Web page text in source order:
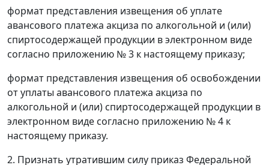
формат представления извещения об уплате
авансового платежа акциза по алкогольной и (или)
спиртосодержащей продукции в электронном виде
согласно приложению № 3 к настоящему приказу;
формат представления извещения об освобождении
от уплаты авансового платежа акциза по
алкогольной и (или) спиртосодержащей продукции в
электронном виде согласно приложению № 4 к
настоящему приказу.
2. Признать утратившим силу приказ Федеральной